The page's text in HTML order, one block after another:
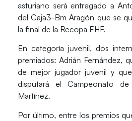
asturiano será entregado a
del Caja3-Bm Aragón que se
la final de la Recopa EHF.
En categoría juvenil, dos
premiados: Adrián Fernández,
de mejor jugador juvenil y
disputará el Campeonato
Martínez.
Por último, entre los premios